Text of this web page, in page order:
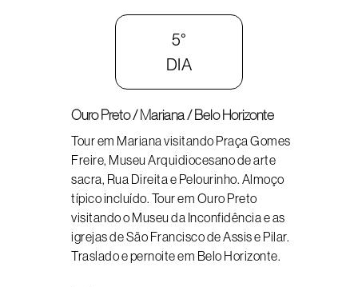
5°
DIA
Ouro Preto / Mariana / Belo Horizonte
Tour em Mariana visitando Praça Gomes
Freire, Museu Arquidiocesano de arte
sacra, Rua Direita e Pelourinho. Almoço
típico incluído. Tour em Ouro Preto
visitando o Museu da Inconfidência e as
igrejas de São Francisco de Assis e Pilar.
Traslado e pernoite em Belo Horizonte.